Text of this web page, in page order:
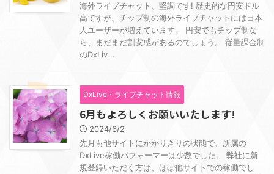
海外ライブチャット、堅調です! 歴史的な円安ドル
高ですが、チップ制の海外ライブチャットには日本
人ユーザーが増えています。 円安でもチップ制な
ら、まだまだ割安感があるのでしょう。 従量課金制
のDxLiv ...
DxLive・ライブチャット情報
6月もよろしくお願いいたします!
2024/6/2
先月も他サイトにかかりきりの状態で、所属の
DxLive稼働パフォーマーは少数でした。 弊社に新
規登録いただく方は、ほぼ他サイトでの稼働でし